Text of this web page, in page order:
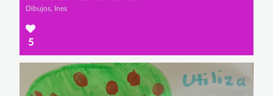
Dibujos, Ines
5